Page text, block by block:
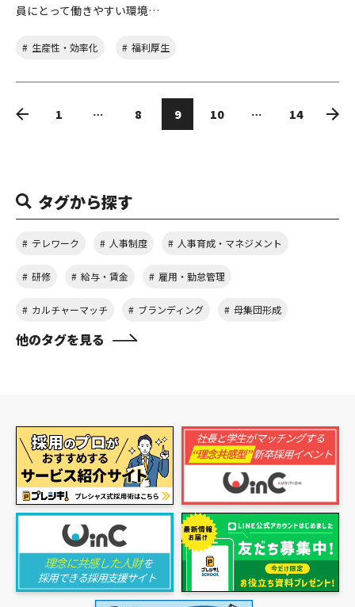
員にとって働きやすい環境…
生産性・効率化 福利厚生
1 … 8 9 10 … 14
タグから探す
テレワーク 人事制度 人事育成・マネジメント
研修 給与・賃金 雇用・勤怠管理
カルチャーマッチ ブランディング 母集団形成
他のタグを見る